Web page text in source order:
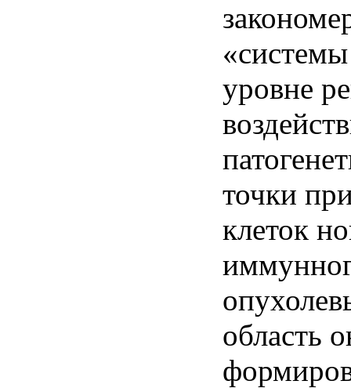
«системы
уровне
точки
клеток
область